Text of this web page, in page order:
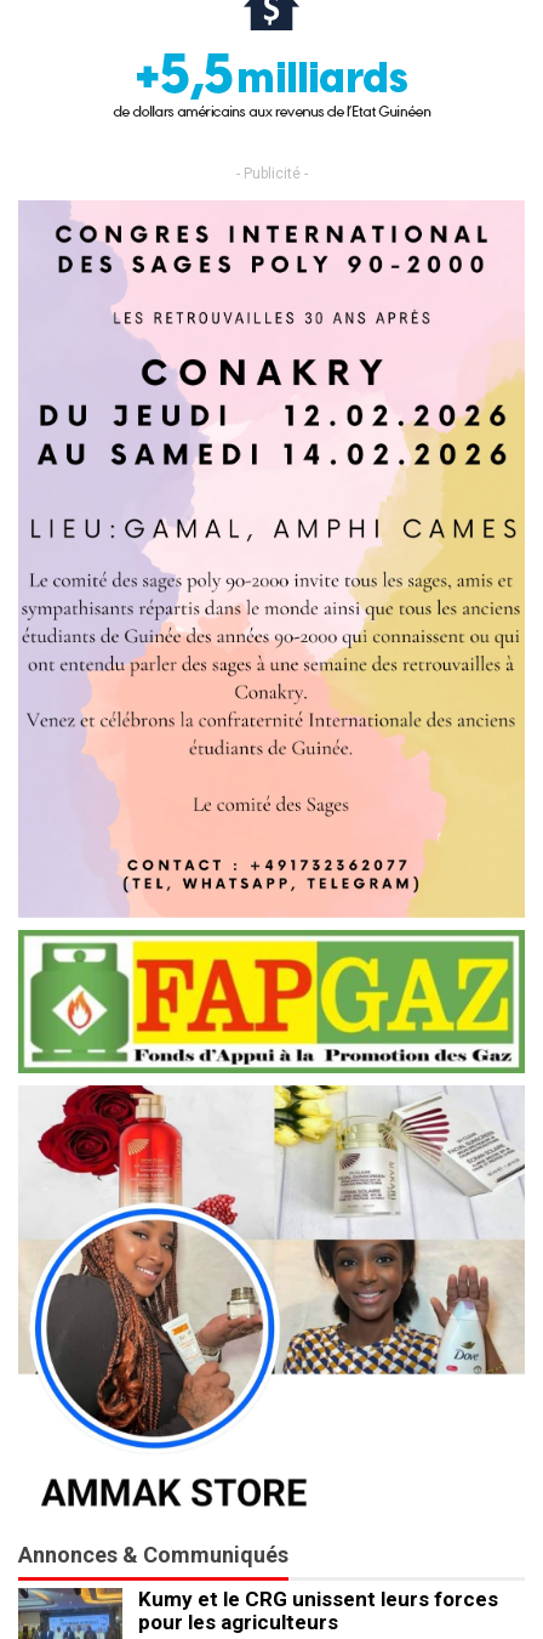
- Publicité -
Annonces & Communiqués
Kumy et le CRG unissent leurs forces
pour les agriculteurs